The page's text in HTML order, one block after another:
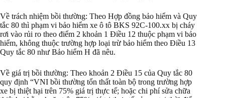
Về trách nhiệm bồi thường: Theo Hợp đồng bảo hiểm và Quy
tắc 80 thì phạm vi bảo hiểm xe ô tô BKS 92C-100.xx bị cháy
rơi vào rủi ro theo điểm 2 khoản 1 Điều 12 thuộc phạm vi bảo
hiểm, không thuộc trường hợp loại trừ bảo hiểm theo Điều 13
Quy tắc 80 như Bảo hiểm H đã nêu.
Về giá trị bồi thường: Theo khoản 2 Điều 15 của Quy tắc 80
quy định “VNI bồi thường tổn thất toàn bộ trong trường hợp
xe bị thiệt hại trên 75% giá trị thực tế; hoặc chi phí sửa chữa